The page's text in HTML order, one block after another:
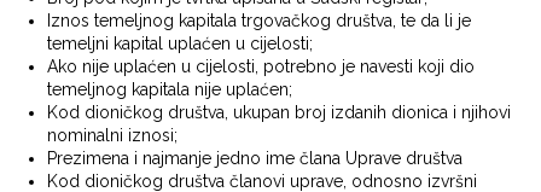
Iznos temeljnog kapitala trgovačkog društva, te da li je
temeljni kapital uplaćen u cijelosti;
Ako nije uplaćen u cijelosti, potrebno je navesti koji dio
temeljnog kapitala nije uplaćen;
Kod dioničkog društva, ukupan broj izdanih dionica i njihovi
nominalni iznosi;
Prezimena i najmanje jedno ime člana Uprave društva
Kod dioničkog društva članovi uprave, odnosno izvršni